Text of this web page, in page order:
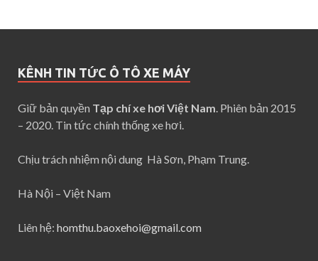
KÊNH TIN TỨC Ô TÔ XE MÁY
Giữ bản quyền Tạp chí xe hơi Việt Nam . Phiên bản 2015
– 2020. Tin tức chính thống xe hơi.
Chịu trách nhiệm nội dung Hà Sơn, Phạm Trung.
Hà Nội – Việt Nam
Liên hệ: homthu.baoxehoi@gmail.com